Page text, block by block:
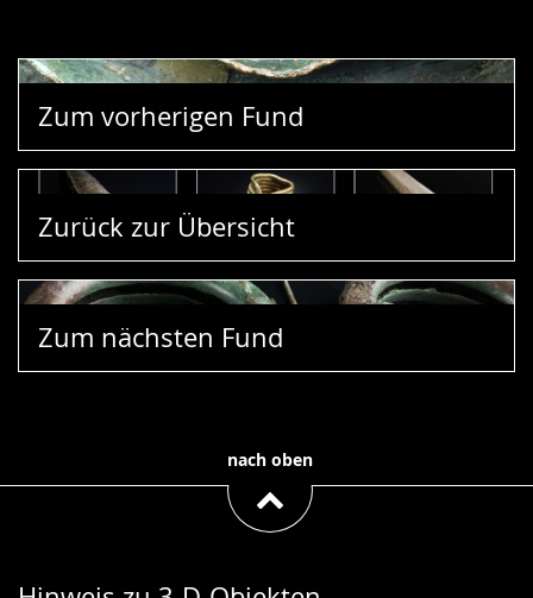
Zum vorherigen Fund
Zurück zur Übersicht
Zum nächsten Fund
nach oben